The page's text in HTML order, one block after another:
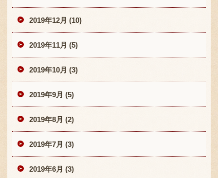
2019年12月 (10)
2019年11月 (5)
2019年10月 (3)
2019年9月 (5)
2019年8月 (2)
2019年7月 (3)
2019年6月 (3)